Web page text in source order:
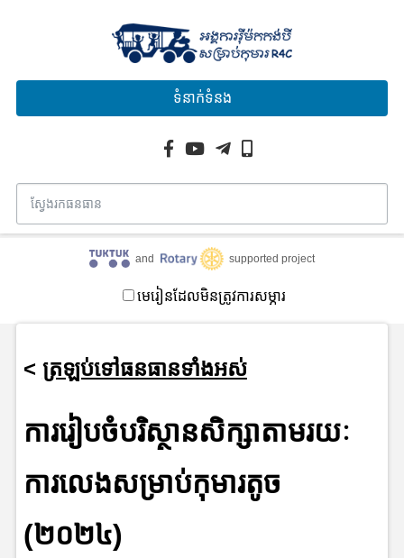
ទំនាក់ទំនង
and supported project
មេរៀនដែលមិនត្រូវការសម្ភារ
< ត្រឡប់ទៅធនធានទាំងអស់
ការរៀបចំបរិស្ថានសិក្សាតាមរយៈ
ការលេងសម្រាប់កុមារតូច
(២០២៤)